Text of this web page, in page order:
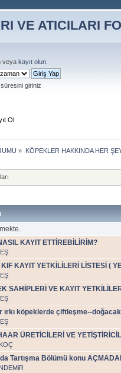
veyakayıt olun
süresini giriniz
Ol
» KÖPEKLER HAKKINDA HER
KAYIT ETTİREBİLİRİM?
KAYIT YETKİLİLERİ LİSTESİ (
SAHİPLERİ VE KAYIT
ırkı köpeklerde çiftleşme--
ÜRETİCİLERİ VE
Tartışma Bölümü konu